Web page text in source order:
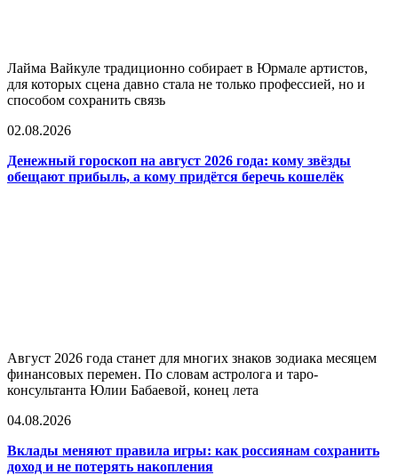
Лайма Вайкуле традиционно собирает в Юрмале артистов,
для которых сцена давно стала не только профессией, но и
способом сохранить связь
02.08.2026
Денежный гороскоп на август 2026 года: кому звёзды
обещают прибыль, а кому придётся беречь кошелёк
Август 2026 года станет для многих знаков зодиака месяцем
финансовых перемен. По словам астролога и таро-
консультанта Юлии Бабаевой, конец лета
04.08.2026
Вклады меняют правила игры: как россиянам сохранить
доход и не потерять накопления